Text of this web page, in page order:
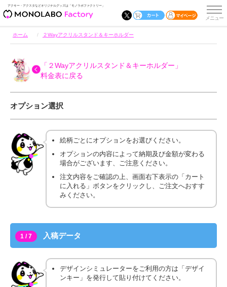
アクキー・アクスタなどオリジナルグッズは「モノラボファクトリー」
ホーム ２Wayアクリルスタンド＆キーホルダー
「２Wayアクリルスタンド＆キーホルダー」
料金表に戻る
オプション選択
絵柄ごとにオプションをお選びください。
オプションの内容によって納期及び金額が変わる
場合がございます、ご注意ください。
注文内容をご確認の上、画面右下表示の「カート
に入れる」ボタンをクリックし、ご注文へおすす
みください。
1 / 7 入稿データ
デザインシミュレーターをご利用の方は「デザイ
ンキー」を発行して貼り付けてください。